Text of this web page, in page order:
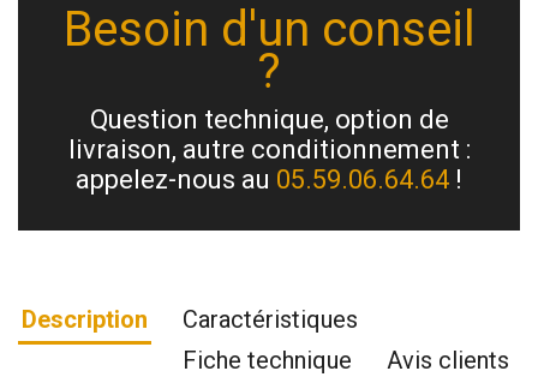
Besoin d'un conseil
?
Question technique, option de
livraison, autre conditionnement :
appelez-nous au 05.59.06.64.64 !
Description
Caractéristiques
Fiche technique
Avis clients